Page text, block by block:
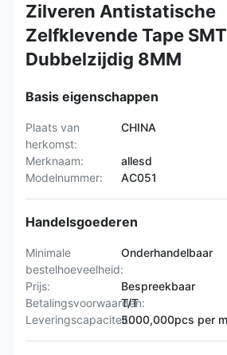
Zilveren Antistatische
Zelfklevende Tape
Dubbelzijdig 8MM
Basis eigenschappen
Plaats van
herkomst:
CHINA
Merknaam:
allesd
Modelnummer:
AC051
Handelsgoederen
Minimale
bestelhoeveelheid:
Onderhandelbaar
Prijs:
Bespreekbaar
Betalingsvoorwaarden:
T/T
Leveringscapaciteit:5000,000pcs per